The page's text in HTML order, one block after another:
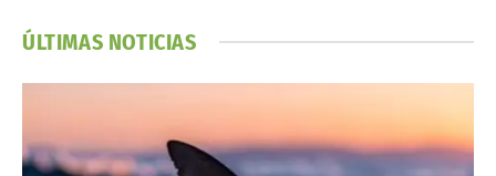
ÚLTIMAS NOTICIAS